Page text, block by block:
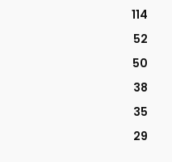
114
52
50
38
35
29